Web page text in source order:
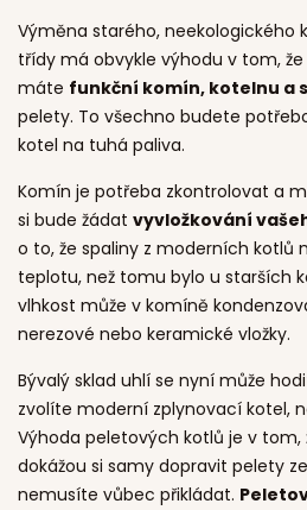
Výměna starého, neekologického
třídy má obvykle výhodu v tom,
máte funkční komín, kotelnu a
pelety. To všechno budete
kotel na tuhá paliva.
Komín je potřeba zkontrolovat a
si bude žádat vyvložkování
o to, že spaliny z moderních kotlů
teplotu, než tomu bylo u starších
vlhkost může v komíně
nerezové nebo keramické vložky.
Bývalý sklad uhlí se nyní může
zvolíte moderní zplynovací kotel,
Výhoda peletových kotlů je v
dokážou si samy dopravit pelety
nemusíte vůbec přikládat.